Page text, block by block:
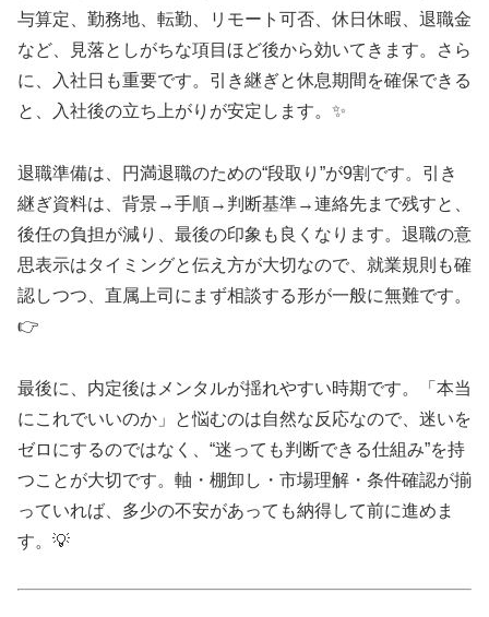
与算定、勤務地、転勤、リモート可否、休日休暇、退職金
など、見落としがちな項目ほど後から効いてきます。さら
に、入社日も重要です。引き継ぎと休息期間を確保できる
と、入社後の立ち上がりが安定します。✨
退職準備は、円満退職のための“段取り”が9割です。引き
継ぎ資料は、背景→手順→判断基準→連絡先まで残すと、
後任の負担が減り、最後の印象も良くなります。退職の意
思表示はタイミングと伝え方が大切なので、就業規則も確
認しつつ、直属上司にまず相談する形が一般に無難です。
👉
最後に、内定後はメンタルが揺れやすい時期です。「本当
にこれでいいのか」と悩むのは自然な反応なので、迷いを
ゼロにするのではなく、“迷っても判断できる仕組み”を持
つことが大切です。軸・棚卸し・市場理解・条件確認が揃
っていれば、多少の不安があっても納得して前に進めま
す。💡